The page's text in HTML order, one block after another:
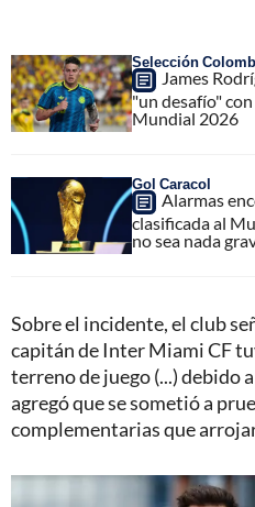
Selección
James
"un desafío"
Mundial 2026
Gol Caracol
Alarmas
clasificada al
no sea nada
Sobre el incidente, el club
capitán de Inter Miami CF
terreno de juego (...) debido
agregó que se sometió a
complementarias que